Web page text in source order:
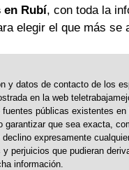
en Rubí, con toda la
elegir el que más se
y datos de contacto de los
en la web
fuentes públicas existentes
garantizar que sea exacta,
expresamente
y perjuicios que pudieran
información.